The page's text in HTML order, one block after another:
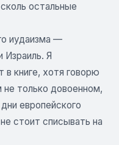
остальные
иудаизма —
Я
в книге, хотя говорю
не только довоенном,
европейского
стоит списывать на